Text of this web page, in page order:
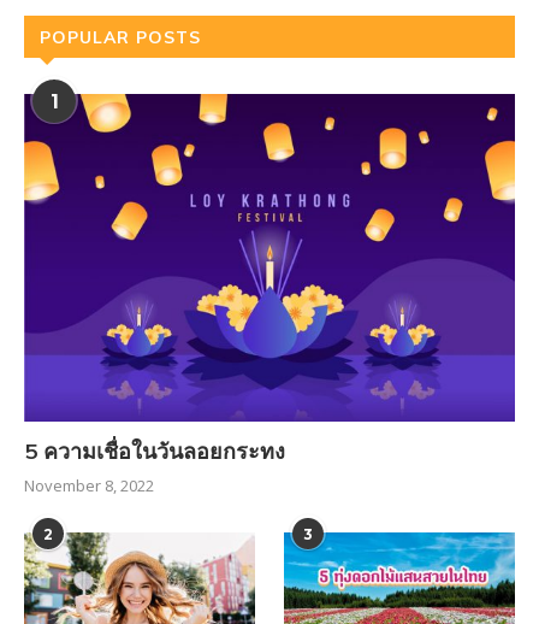
POPULAR POSTS
1
5 ความเชื่อในวันลอยกระทง
November 8, 2022
2 3